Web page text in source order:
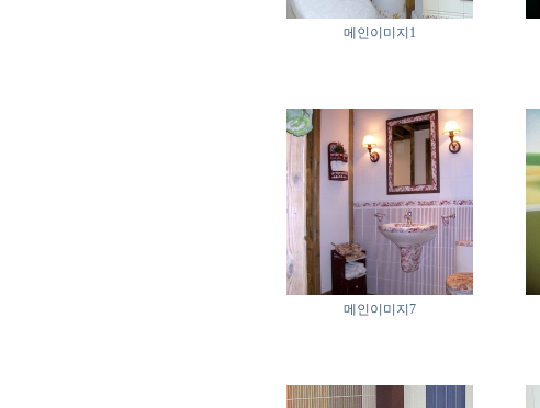
메인이미지1
메인이미지7